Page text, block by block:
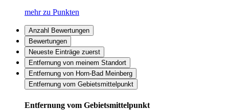
mehr zu Punkten
Anzahl Bewertungen
Bewertungen
Neueste Einträge zuerst
Entfernung von meinem Standort
Entfernung von Horn-Bad Meinberg
Entfernung vom Gebietsmittelpunkt
Entfernung vom Gebietsmittelpunkt